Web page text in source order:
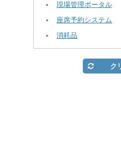
現場管理ポータル
座席予約システム
消耗品
ク